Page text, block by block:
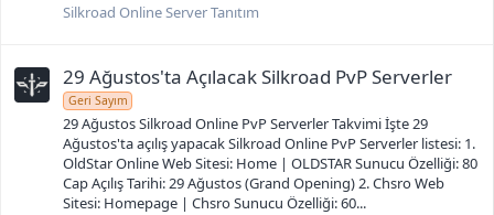
Silkroad Online Server Tanıtım
29 Ağustos'ta Açılacak Silkroad PvP Serverler
Geri Sayım
29 Ağustos Silkroad Online PvP Serverler Takvimi İşte 29
Ağustos'ta açılış yapacak Silkroad Online PvP Serverler listesi: 1.
OldStar Online Web Sitesi: Home | OLDSTAR Sunucu Özelliği: 80
Cap Açılış Tarihi: 29 Ağustos (Grand Opening) 2. Chsro Web
Sitesi: Homepage | Chsro Sunucu Özelliği: 60...